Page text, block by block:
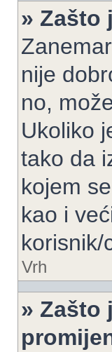
» Zašto
nije
no,
Ukoliko
tako da
kojem
kao i
korisnik/
Vrh
» Zašto